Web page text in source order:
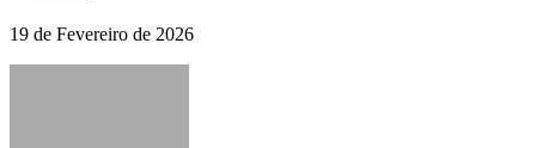
19 de Fevereiro de 2026